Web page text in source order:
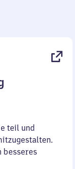
teil und
besseres